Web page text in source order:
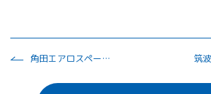
角田エアロスペーススクール2025